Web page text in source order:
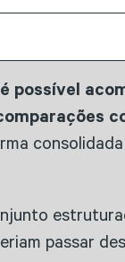
é possível
passar